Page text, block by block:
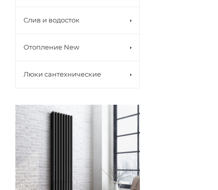
Слив и водосток
Отопление New
Люки сантехнические